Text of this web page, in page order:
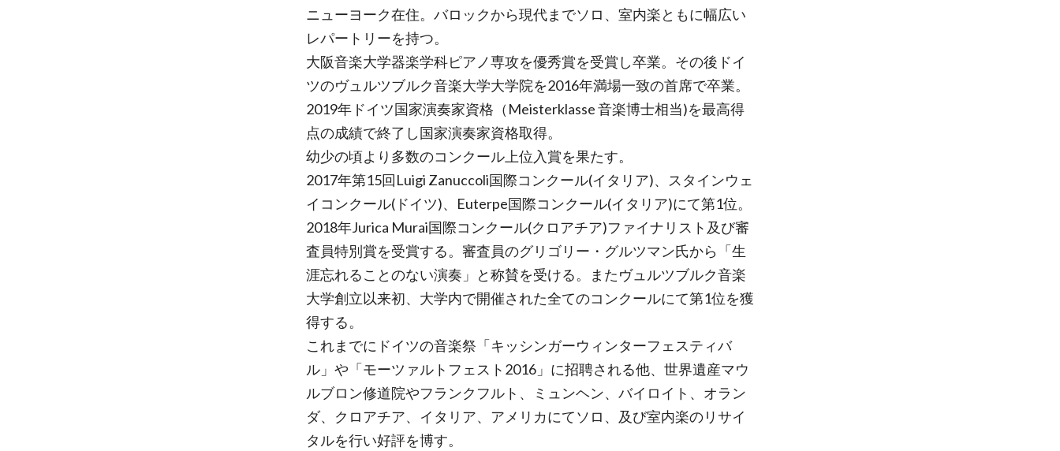
ニューヨーク在住。バロックから現代までソロ、室内楽ともに幅広い
レパートリーを持つ。
大阪音楽大学器楽学科ピアノ専攻を優秀賞を受賞し卒業。その後ドイ
ツのヴュルツブルク音楽大学大学院を2016年満場一致の首席で卒業。
2019年ドイツ国家演奏家資格（Meisterklasse 音楽博士相当)を最高得
点の成績で終了し国家演奏家資格取得。
幼少の頃より多数のコンクール上位入賞を果たす。
2017年第15回Luigi Zanuccoli国際コンクール(イタリア)、スタインウェ
イコンクール(ドイツ)、Euterpe国際コンクール(イタリア)にて第1位。
2018年Jurica Murai国際コンクール(クロアチア)ファイナリスト及び審
査員特別賞を受賞する。審査員のグリゴリー・グルツマン氏から「生
涯忘れることのない演奏」と称賛を受ける。またヴュルツブルク音楽
大学創立以来初、大学内で開催された全てのコンクールにて第1位を獲
得する。
これまでにドイツの音楽祭「キッシンガーウィンターフェスティバ
ル」や「モーツァルトフェスト2016」に招聘される他、世界遺産マウ
ルブロン修道院やフランクフルト、ミュンヘン、バイロイト、オラン
ダ、クロアチア、イタリア、アメリカにてソロ、及び室内楽のリサイ
タルを行い好評を博す。